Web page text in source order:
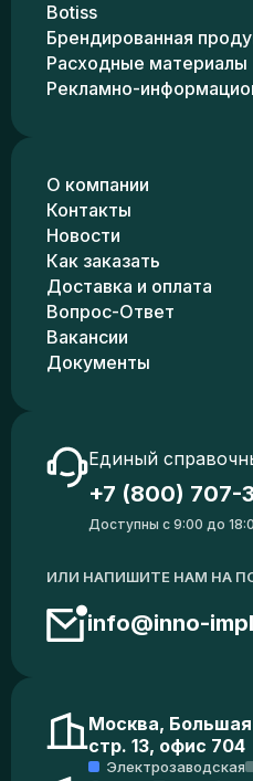
Botiss
Брендированная
Расходные материалы
Рекламно-
О компании
Контакты
Новости
Как заказать
Доставка и оплата
Вопрос-Ответ
Вакансии
Документы
Единый
+7 (800) 707-
Доступны с 9:00 до
ИЛИ НАПИШИТЕ НАМ НА
info@inno-
Москва,
стр. 13, офис 704
Электрозаводская